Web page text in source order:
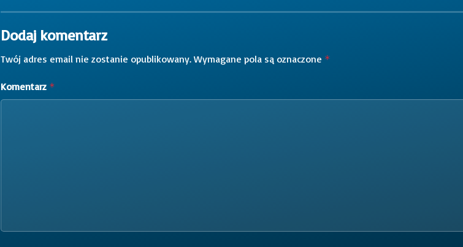
Dodaj komentarz
Twój adres email nie zostanie opublikowany. Wymagane pola są oznaczone *
Komentarz *